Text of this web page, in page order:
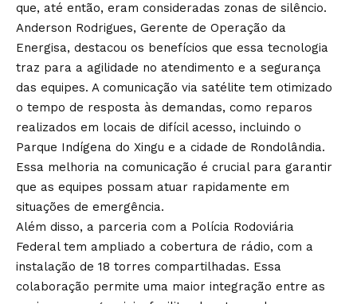
que, até então, eram consideradas zonas de silêncio.
Anderson Rodrigues, Gerente de Operação da
Energisa, destacou os benefícios que essa tecnologia
traz para a agilidade no atendimento e a segurança
das equipes. A comunicação via satélite tem otimizado
o tempo de resposta às demandas, como reparos
realizados em locais de difícil acesso, incluindo o
Parque Indígena do Xingu e a cidade de Rondolândia.
Essa melhoria na comunicação é crucial para garantir
que as equipes possam atuar rapidamente em
situações de emergência.
Além disso, a parceria com a Polícia Rodoviária
Federal tem ampliado a cobertura de rádio, com a
instalação de 18 torres compartilhadas. Essa
colaboração permite uma maior integração entre as